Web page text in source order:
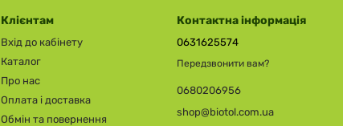
Клієнтам
Вхід до кабінету
Каталог
Про нас
Оплата і доставка
Обмін та повернення
Контактна інформація
0631625574
Передзвонити вам?
0680206956
shop@biotol.com.ua